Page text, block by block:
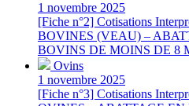
1 novembre 2025
[Fiche n°2] Cotisations
BOVINES (VEAU) –
BOVINS DE MOINS DE 8
Ovins
1 novembre 2025
[Fiche n°3] Cotisations